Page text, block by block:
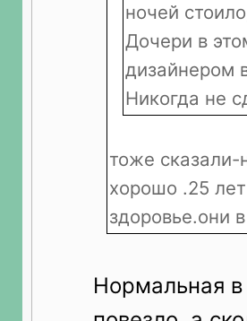
ночей
Дочери в
дизайнером
Никогда не
тоже сказали-
хорошо .25
здоровье.они
Нормальная